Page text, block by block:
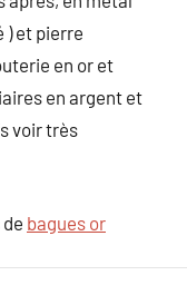
) et pierre
en or et
en argent et
voir très
bagues or